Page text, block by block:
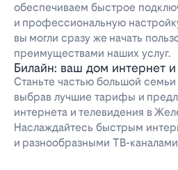
обеспечиваем быстрое
и профессиональную
вы могли сразу же начать
преимуществами наших услуг.
Билайн: ваш дом интернет
Станьте частью большой семьи
выбрав лучшие тарифы и
интернета и телевидения в
Наслаждайтесь быстрым
и разнообразными ТВ-